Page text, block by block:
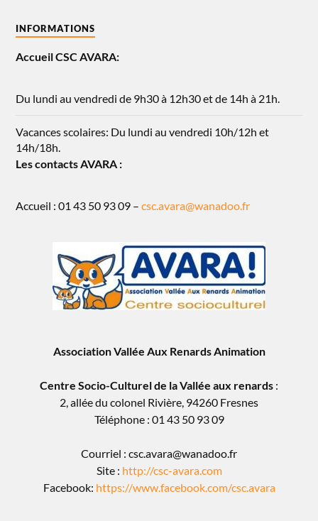
INFORMATIONS
Accueil CSC AVARA:
Du lundi au vendredi de 9h30 à 12h30 et de 14h à 21h.
Vacances scolaires: Du lundi au vendredi 10h/12h et
14h/18h.
Les contacts AVARA :
Accueil : 01 43 50 93 09 –csc.avara@wanadoo.fr
Association Vallée Aux Renards Animation
Centre Socio-Culturel de la Vallée aux renards :
2, allée du colonel Rivière, 94260 Fresnes
Téléphone : 01 43 50 93 09
Courriel : csc.avara@wanadoo.fr
Site : http://csc-avara.com
Facebook: https://www.facebook.com/csc.avara